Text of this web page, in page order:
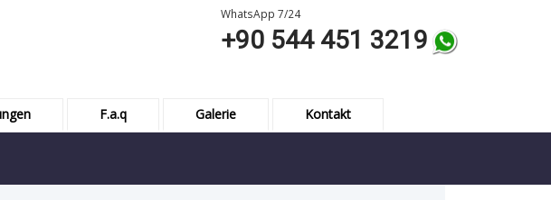
WhatsApp 7/24
+90 544 451 3219
F.a.q Galerie Kontakt